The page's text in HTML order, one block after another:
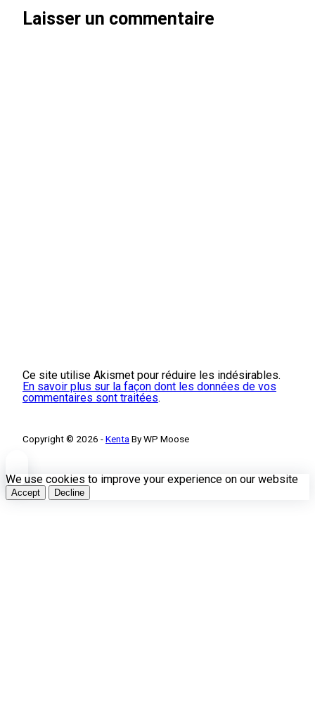
Laisser un commentaire
Ce site utilise Akismet pour réduire les indésirables.
En savoir plus sur la façon dont les données de vos
commentaires sont traitées.
Copyright © 2026 -KentaBy WP Moose
We use cookies to improve your experience on our website
Accept Decline